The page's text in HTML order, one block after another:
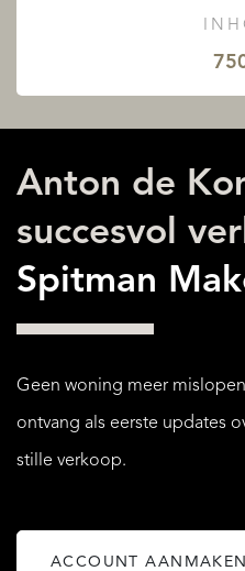
Anton de
succesvol
Spitman
Geen woning meer
ontvang als eerste updates
stille verkoop.
ACCOUNT AANMAKEN